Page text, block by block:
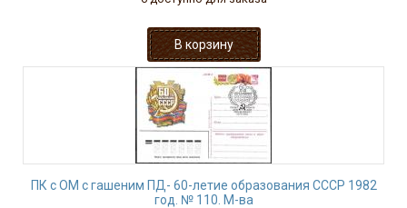
ПК с ОМ с гашеним ПД- 60-летие образования СССР 1982
год. № 110. М-ва